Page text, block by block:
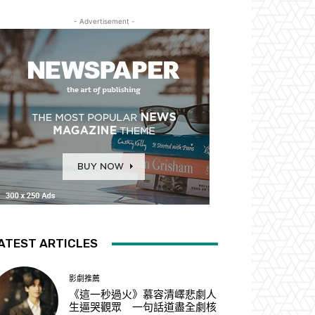
- Advertisement -
ARTICLES
影劇推薦
《這一秒過火》慕容清嶧悲劇人
生逼哭觀眾 一句話道盡全劇核